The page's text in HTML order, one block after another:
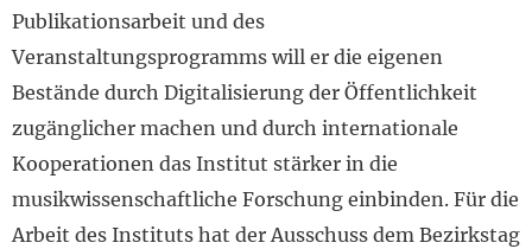
Publikationsarbeit und des
Veranstaltungsprogramms will er die eigenen
Bestände durch Digitalisierung der Öffentlichkeit
zugänglicher machen und durch internationale
Kooperationen das Institut stärker in die
musikwissenschaftliche Forschung einbinden. Für die
Arbeit des Instituts hat der Ausschuss dem Bezirkstag